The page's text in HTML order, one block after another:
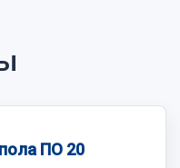
ПО 20